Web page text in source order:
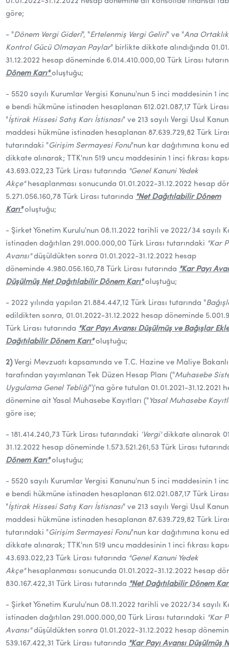
göre;
- "Dönem Vergi Gideri", "Ertelenmiş Vergi Geliri" ve "Ana Ortaklık
Kontrol Gücü Olmayan Paylar" birlikte dikkate alındığında
31.12.2022 hesap döneminde 6.014.410.000,00 Türk Lirası
Dönem Karı" oluştuğu;
- 5520 sayılı Kurumlar Vergisi Kanunu'nun 5 inci maddesinin 1 inci
e bendi hükmüne istinaden hesaplanan 612.021.087,17 Türk
"İştirak Hissesi Satış Karı İstisnası" ve 213 sayılı Vergi Usul
maddesi hükmüne istinaden hesaplanan 87.639.729,82 Türk
tutarındaki "Girişim Sermayesi Fonu"nun kar dağıtımına konu
dikkate alınarak; TTK'nın 519 uncu maddesinin 1 inci fıkrası
43.693.022,23 Türk Lirası tutarında "Genel Kanuni Yedek
Akçe" hesaplanması sonucunda 01.01.2022-31.12.2022 hesap
5.271.056.160,78 Türk Lirası tutarında "Net Dağıtılabilir Dönem
Karı" oluştuğu;
- Şirket Yönetim Kurulu'nun 08.11.2022 tarihli ve 2022/34 sayılı
istinaden dağıtılan 291.000.000,00 Türk Lirası tutarındaki "Kar
Avansı" düşüldükten sonra 01.01.2022-31.12.2022 hesap
döneminde 4.980.056.160,78 Türk Lirası tutarında "Kar Payı
Düşülmüş Net Dağıtılabilir Dönem Karı" oluştuğu;
- 2022 yılında yapılan 21.884.447,12 Türk Lirası tutarında "
edildikten sonra, 01.01.2022-31.12.2022 hesap döneminde
Türk Lirası tutarında "Kar Payı Avansı Düşülmüş ve Bağışlar
Dağıtılabilir Dönem Karı" oluştuğu;
2) Vergi Mevzuatı kapsamında ve T.C. Hazine ve Maliye
tarafından yayımlanan Tek Düzen Hesap Planı ("Muhasebe
Uygulama Genel Tebliği")'na göre tutulan 01.01.2021-31.12.2021
dönemine ait Yasal Muhasebe Kayıtları (" Yasal Muhasebe
göre ise;
- 181.414.240,73 Türk Lirası tutarındaki ‘Vergi' dikkate alınarak
31.12.2022 hesap döneminde 1.573.521.261,53 Türk Lirası
Dönem Karı" oluştuğu;
- 5520 sayılı Kurumlar Vergisi Kanunu'nun 5 inci maddesinin 1 inci
e bendi hükmüne istinaden hesaplanan 612.021.087,17 Türk
"İştirak Hissesi Satış Karı İstisnası" ve 213 sayılı Vergi Usul
maddesi hükmüne istinaden hesaplanan 87.639.729,82 Türk
tutarındaki "Girişim Sermayesi Fonu"nun kar dağıtımına konu
dikkate alınarak; TTK'nın 519 uncu maddesinin 1 inci fıkrası
43.693.022,23 Türk Lirası tutarında "Genel Kanuni Yedek
Akçe" hesaplanması sonucunda 01.01.2022-31.12.2022 hesap
830.167.422,31 Türk Lirası tutarında "Net Dağıtılabilir Dönem
- Şirket Yönetim Kurulu'nun 08.11.2022 tarihli ve 2022/34 sayılı
istinaden dağıtılan 291.000.000,00 Türk Lirası tutarındaki "Kar
Avansı" düşüldükten sonra 01.01.2022-31.12.2022 hesap
539.167.422,31 Türk Lirası tutarında "Kar Payı Avansı Düşülmüş